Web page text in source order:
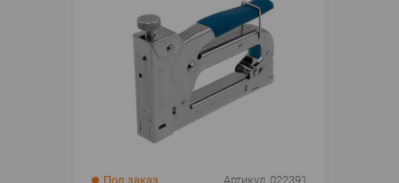
Под заказ Артикул 022391